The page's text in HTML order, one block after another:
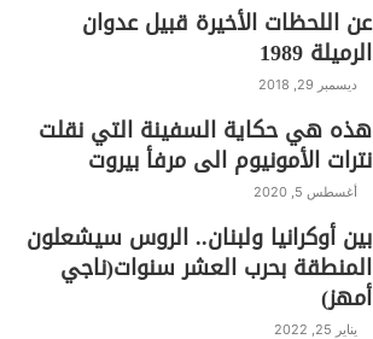
عن اللحظات الأخيرة قبيل عدوان
الرميلة 1989
ديسمبر 29, 2018
هذه هي حكاية السفينة التي نقلت
نترات الأمونيوم الى مرفأ بيروت
أغسطس 5, 2020
بين أوكرانيا ولبنان.. الروس سيشعلون
المنطقة بحرب العشر سنوات(ناجي
أمهز)
يناير 25, 2022